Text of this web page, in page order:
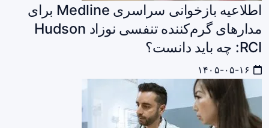
اطلاعیه بازخوانی سراسری Medline برای
مدارهای گرم‌کننده تنفسی نوزاد Hudson
RCI: چه باید دانست؟